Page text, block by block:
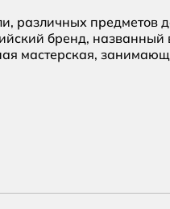
предметов
бренд, названный
мастерская,